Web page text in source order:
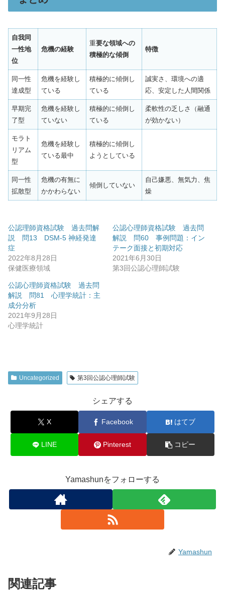
自我同
一性地
位
危機の経験
重要な領域への
積極的な傾倒
特徴
同一性
達成型
危機を経験し
ている
積極的に傾倒し
ている
誠実さ、環境への適
応、安定した人間関係
早期完
了型
危機を経験し
ていない
積極的に傾倒し
ている
柔軟性の乏しさ（融通
が効かない）
モラト
リアム
型
危機を経験し
ている最中
積極的に傾倒し
ようとしている
同一性
拡散型
危機の有無に
かかわらない
傾倒していない
自己嫌悪、無気力、焦
燥
公認理師資格試験 過去問解
説 問13 DSM-5 神経発達
症
2022年8月28日
保健医療領域
公認心理師資格試験 過去問
解説 問60 事例問題：イン
テーク面接と初期対応
2021年6月30日
第3回公認心理師試験
公認心理師資格試験 過去問
解説 問81 心理学統計：主
成分分析
2021年9月28日
心理学統計
Uncategorized 第3回公認心理師試験
シェアする
X Facebook はてブ
LINE Pinterest コピー
Yamashunをフォローする
Yamashun
関連記事